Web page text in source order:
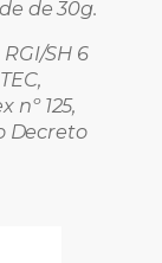
de 30g.
RGI/SH 6
nº 125,
Decreto